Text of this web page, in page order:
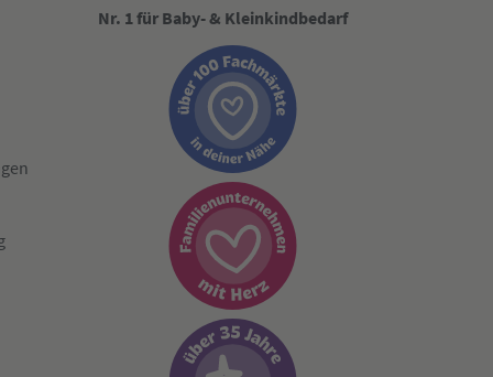
Nr. 1 für Baby- & Kleinkindbedarf